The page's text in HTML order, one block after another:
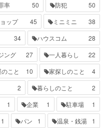
率 50 防犯
50
ップ 45 ミニミニ
38
34 ハウスコム
28
ング 27 一人暮らし
22
こと 10 家探しのこと
4
2 暮らしのこと
2
1 企業 1 駐車場
1
1 パン 1 温泉・銭湯 1